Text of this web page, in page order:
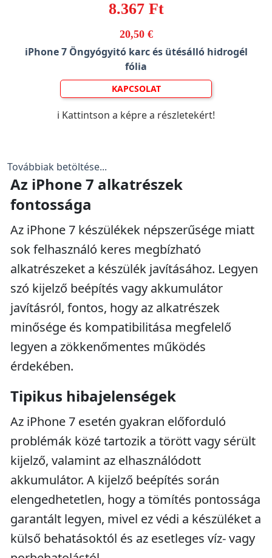
8.367 Ft
20,50 €
iPhone 7 Öngyógyitó karc és ütésálló hidrogél
fólia
KAPCSOLAT
ℹ️ Kattintson a képre a részletekért!
Továbbiak betöltése...
Az iPhone 7 alkatrészek
fontossága
Az iPhone 7 készülékek népszerűsége miatt
sok felhasználó keres megbízható
alkatrészeket a készülék javításához. Legyen
szó kijelző beépítés vagy akkumulátor
javításról, fontos, hogy az alkatrészek
minősége és kompatibilitása megfelelő
legyen a zökkenőmentes működés
érdekében.
Tipikus hibajelenségek
Az iPhone 7 esetén gyakran előforduló
problémák közé tartozik a törött vagy sérült
kijelző, valamint az elhasználódott
akkumulátor. A kijelző beépítés során
elengedhetetlen, hogy a tömítés pontossága
garantált legyen, mivel ez védi a készüléket a
külső behatásoktól és az esetleges víz- vagy